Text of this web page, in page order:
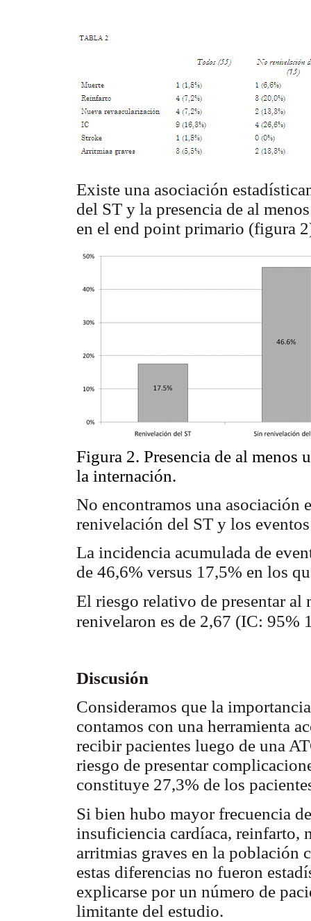
Existe una asociación
del ST y la presencia de al
en el end point primario (figura
Figura 2. Presencia de al menos
la internación.
No encontramos una asociación
renivelación del ST y los
La incidencia acumulada de
de 46,6% versus 17,5% en los
El riesgo relativo de presentar al
renivelaron es de 2,67 (IC: 95%
Discusión
Consideramos que la
contamos con una herramienta
recibir pacientes luego de una
riesgo de presentar
constituye 27,3% de los
Si bien hubo mayor frecuencia
insuficiencia cardíaca, reinfarto,
arritmias graves en la población
estas diferencias no fueron
explicarse por un número de
limitante del estudio.